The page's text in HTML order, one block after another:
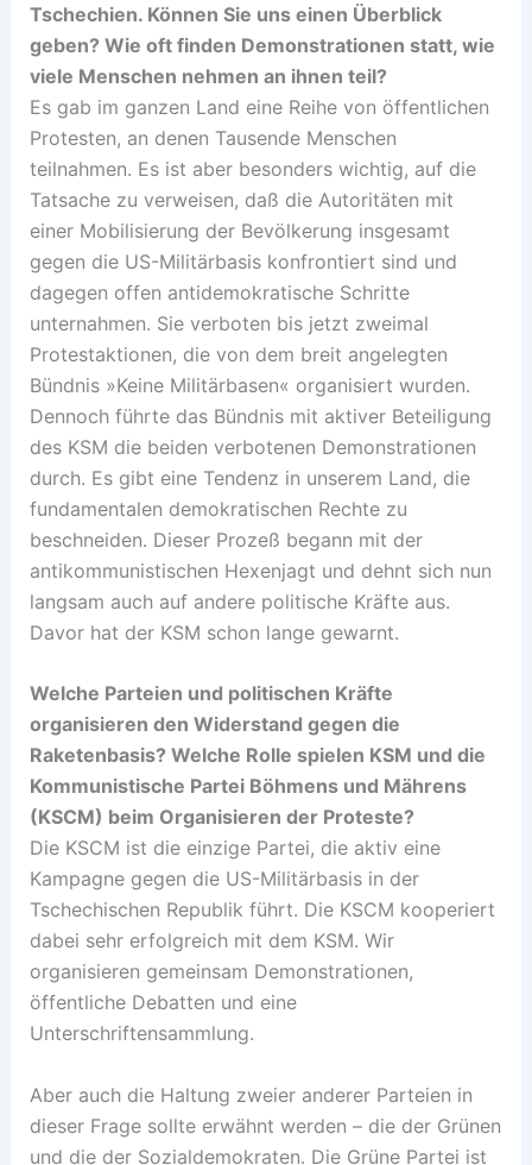
Tschechien. Können Sie uns einen Überblick
geben? Wie oft finden Demonstrationen statt, wie
viele Menschen nehmen an ihnen teil?
Es gab im ganzen Land eine Reihe von öffentlichen
Protesten, an denen Tausende Menschen
teilnahmen. Es ist aber besonders wichtig, auf die
Tatsache zu verweisen, daß die Autoritäten mit
einer Mobilisierung der Bevölkerung insgesamt
gegen die US-Militärbasis konfrontiert sind und
dagegen offen antidemokratische Schritte
unternahmen. Sie verboten bis jetzt zweimal
Protestaktionen, die von dem breit angelegten
Bündnis »Keine Militärbasen« organisiert wurden.
Dennoch führte das Bündnis mit aktiver Beteiligung
des KSM die beiden verbotenen Demonstrationen
durch. Es gibt eine Tendenz in unserem Land, die
fundamentalen demokratischen Rechte zu
beschneiden. Dieser Prozeß begann mit der
antikommunistischen Hexenjagt und dehnt sich nun
langsam auch auf andere politische Kräfte aus.
Davor hat der KSM schon lange gewarnt.
Welche Parteien und politischen Kräfte
organisieren den Widerstand gegen die
Raketenbasis? Welche Rolle spielen KSM und die
Kommunistische Partei Böhmens und Mährens
(KSCM) beim Organisieren der Proteste?
Die KSCM ist die einzige Partei, die aktiv eine
Kampagne gegen die US-Militärbasis in der
Tschechischen Republik führt. Die KSCM kooperiert
dabei sehr erfolgreich mit dem KSM. Wir
organisieren gemeinsam Demonstrationen,
öffentliche Debatten und eine
Unterschriftensammlung.
Aber auch die Haltung zweier anderer Parteien in
dieser Frage sollte erwähnt werden – die der Grünen
und die der Sozialdemokraten. Die Grüne Partei ist